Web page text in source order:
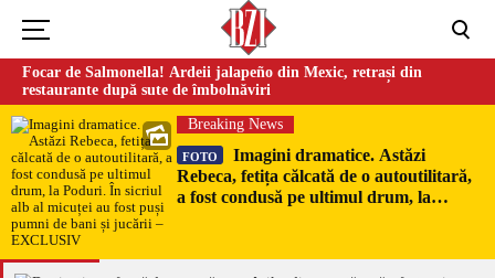
Focar de Salmonella! Ardeii jalapeño din Mexic, retrași din
restaurante după sute de îmbolnăviri
Breaking News
FOTO
Imagini dramatice. Astăzi
Rebeca, fetița călcată de o autoutilitară,
a fost condusă pe ultimul drum, la
EXCLUSIV